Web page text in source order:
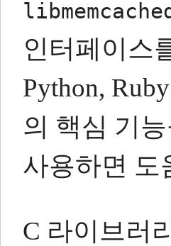
인터페이스
Python,
의 핵심 기
사용하면 도
C 라이브러